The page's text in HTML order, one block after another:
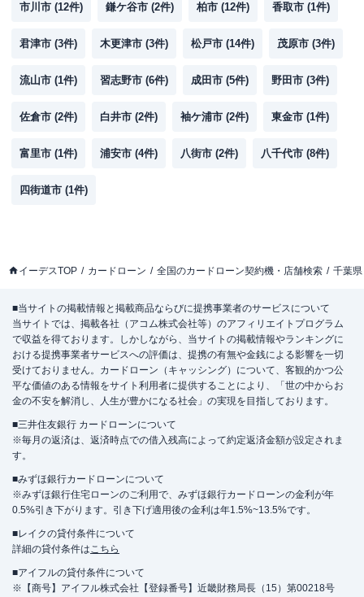
市川市 (12件) 鎌ケ谷市 (2件) 柏市 (12件) 香取市 (1件)
君津市 (3件) 木更津市 (3件) 松戸市 (14件) 茂原市 (3件)
流山市 (1件) 習志野市 (6件) 成田市 (5件) 野田市 (3件)
佐倉市 (2件) 白井市 (2件) 袖ケ浦市 (2件) 東金市 (1件)
富里市 (1件) 浦安市 (4件) 八街市 (2件) 八千代市 (8件)
四街道市 (1件)
イーデスTOP カードローン 全国のカードローン契約機・店舗検索 千葉県
■当サイトの掲載情報と掲載商品ならびに提携事業者のサービスについて
当サイトでは、掲載各社（アコム株式会社等）のアフィリエイトプログラム
で収益を得ております。しかしながら、当サイトの掲載情報やランキングに
おける提携事業者サービスへの評価は、提携の有無や金銭による影響を一切
受けておりません。カードローン（キャッシング）について、客観的かつ公
平な価値のある情報をサイト利用者に提供することにより、「世の中からお
金の不安を解消し、人生が豊かになる社会」の実現を目指しております。
■三井住友銀行 カードローンについて
※毎月の返済は、返済時点での借入残高によって約定返済金額が設定されま
す。
■みずほ銀行カードローンについて
※みずほ銀行住宅ローンのご利用で、みずほ銀行カードローンの金利が年
0.5%引き下がります。引き下げ適用後の金利は年1.5%~13.5%です。
■レイクの貸付条件について
詳細の貸付条件はこちら
■アイフルの貸付条件について
※【商号】アイフル株式会社【登録番号】近畿財務局長（15）第00218号